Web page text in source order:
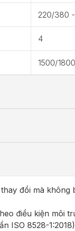
220/380
4
1500/1800
đổi mà không
điều kiện môi
ISO 8528-1:2018)